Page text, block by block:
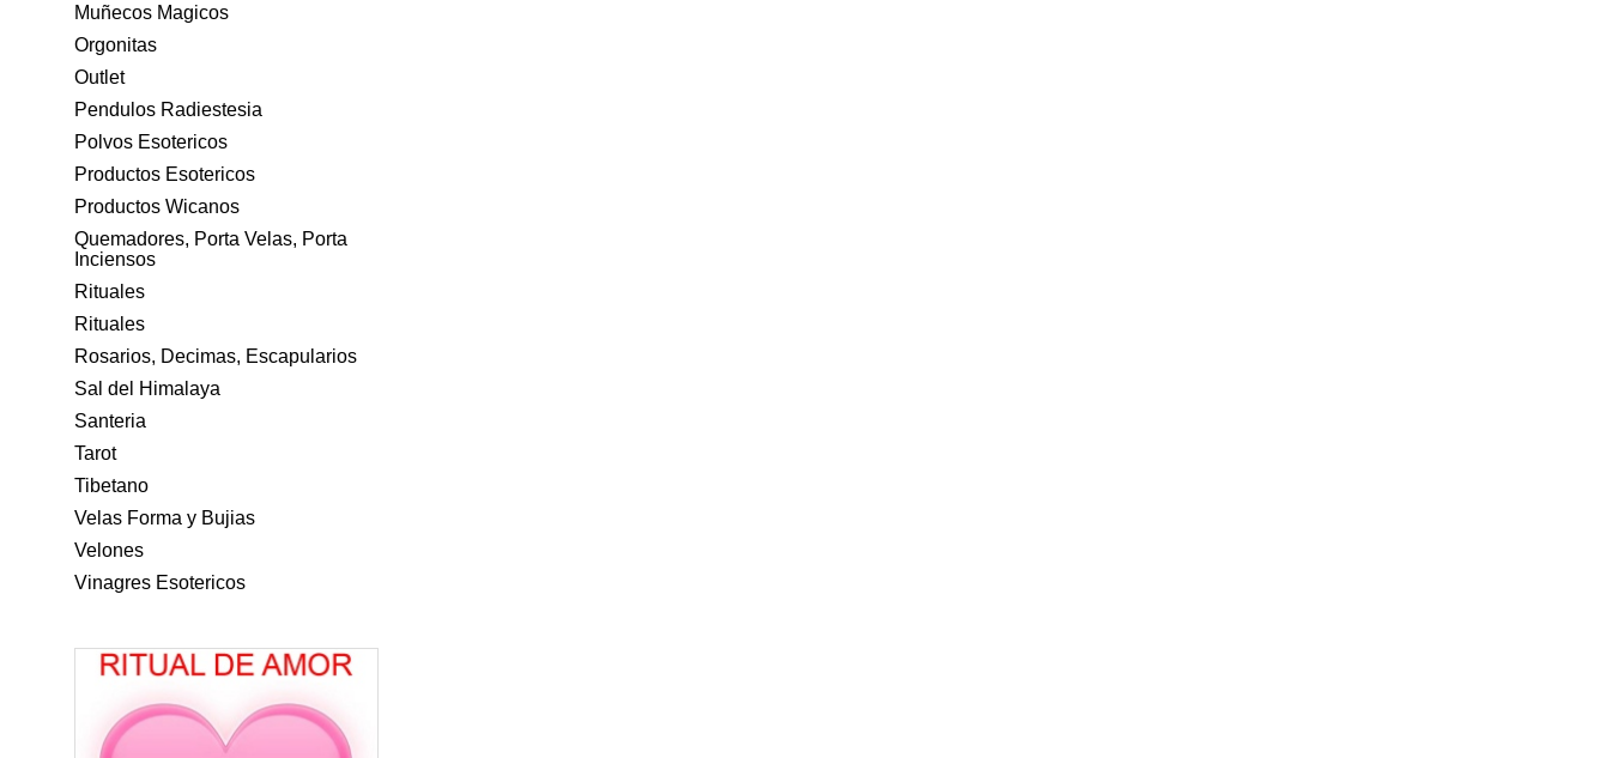
Muñecos Magicos
Orgonitas
Outlet
Pendulos Radiestesia
Polvos Esotericos
Productos Esotericos
Productos Wicanos
Quemadores, Porta Velas, Porta
Inciensos
Rituales
Rituales
Rosarios, Decimas, Escapularios
Sal del Himalaya
Santeria
Tarot
Tibetano
Velas Forma y Bujias
Velones
Vinagres Esotericos